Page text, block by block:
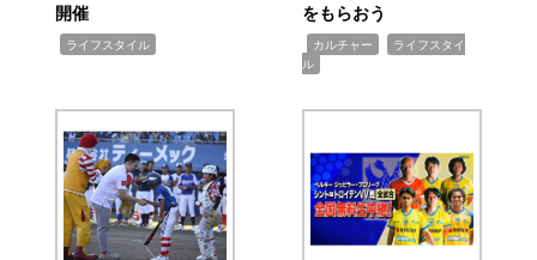
開催
ライフスタイル
をもらおう
カルチャー
ライフスタイ
ル